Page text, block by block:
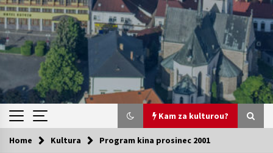
Kam za kulturou?
Kam za kulturou?
Home Kultura Program kina prosinec 2001